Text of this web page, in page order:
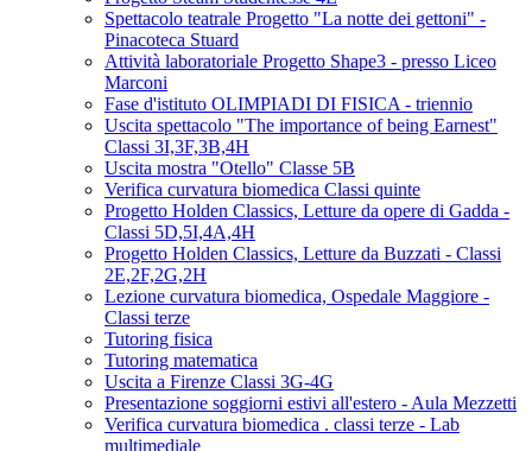
Spettacolo teatrale Progetto "La notte dei gettoni" -
Pinacoteca Stuard
Attività laboratoriale Progetto Shape3 - presso Liceo
Marconi
Fase d'istituto OLIMPIADI DI FISICA - triennio
Uscita spettacolo "The importance of being Earnest"
Classi 3I,3F,3B,4H
Uscita mostra "Otello" Classe 5B
Verifica curvatura biomedica Classi quinte
Progetto Holden Classics, Letture da opere di Gadda -
Classi 5D,5I,4A,4H
Progetto Holden Classics, Letture da Buzzati - Classi
2E,2F,2G,2H
Lezione curvatura biomedica, Ospedale Maggiore -
Classi terze
Tutoring fisica
Tutoring matematica
Uscita a Firenze Classi 3G-4G
Presentazione soggiorni estivi all'estero - Aula Mezzetti
Verifica curvatura biomedica . classi terze - Lab
multimediale